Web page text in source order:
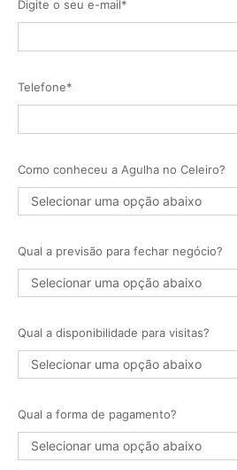
Digite o seu e-mail*
Telefone*
Como conheceu a Agulha no Celeiro?
Qual a previsão para fechar negócio?
Qual a disponibilidade para visitas?
Qual a forma de pagamento?